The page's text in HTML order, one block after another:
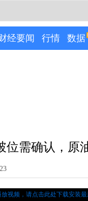
经要闻 行情 数据
位需确认，原
视频， 请点击此处下载安装